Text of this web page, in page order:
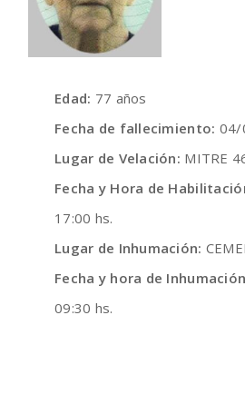
Edad: 77 años
Fecha de fallecimiento: 04/
Lugar de Velación: MITRE
Fecha y Hora de
17:00 hs.
Lugar de Inhumación:
Fecha y hora de
09:30 hs.